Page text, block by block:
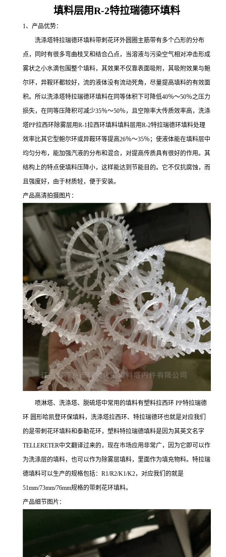
填料层用R-2特拉瑞德环填料
1、产品优势：
洗涤塔特拉瑞德环填料带刺花环外圆圈主筋带有多个凸形的分布
点，同时有很多弯曲枝叉和结合凸点，当溶液与污染空气相对冲击形成
雾状之小水滴包围整个填料，其效果不仅靠表面吸附，其吸附效果与鲍
尔环，异鞍环都较好，流的液体没有流动死角，尽量提高填料的有效面
积。所以洗涤塔特拉瑞德环填料在同等体积下可降低40％～50％之压力
损失，在同等压降积可减少35％～50％，且空隙率大传质效率高，洗涤
塔PP拉西环除雾层用R-1拉西环填料填料层用R-2特拉瑞德环填料处理
效率比其它型鲍尔环或异鞍环等提高26％～35％；使液体能在填料层中
均匀分布，能加强汽液的分布和混合，对提高传质具有很好的作用。其
结构上的特点使填料压降小，这样能达到节能目的。它不仅抗腐蚀，而
且强度好，由于材质轻，便于安装。
产品高清拍摄图片：
喷淋塔、洗涤塔、脱硫塔中常用的填料有塑料拉西环 PP特拉瑞德
环 圆形哈凯登环保填料，洗涤塔拉西环、特拉瑞德环也就是对应我们
的是带刺花环填料和泰勒花环，塑料特拉瑞德填料是因为其英文名字
TELLERETER中文翻译过来的，现在市场应用非常广，因为它即可以作
为洗涤层的填料，也可以作为除雾层填料，里面作为填充物料。特拉瑞
德填料可以生产的规格包括：R1/R2/K1/K2，对应我们的就是
51mm/73mm/76mm规格的带刺花环填料。
产品细节图片：